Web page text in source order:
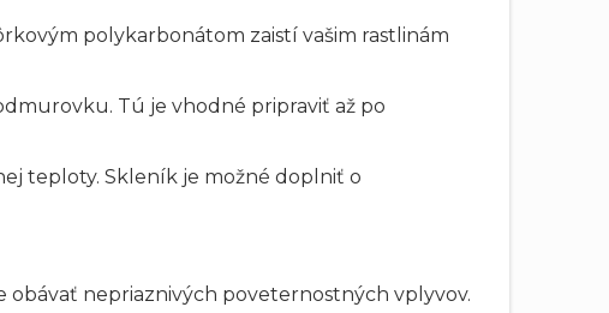
polykarbonátom zaistí vašim rastlinám
Tú je vhodné pripraviť až po
teploty. Skleník je možné doplniť o
nepriaznivých poveternostných vplyvov.